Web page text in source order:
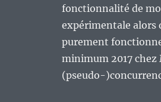
fonctionnalité de
expérimentale alors
purement
minimum 2017 chez
(pseudo-